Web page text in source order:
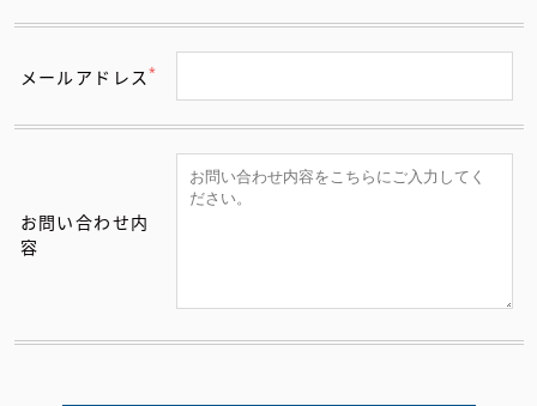
メールアドレス*
お問い合わせ内
容